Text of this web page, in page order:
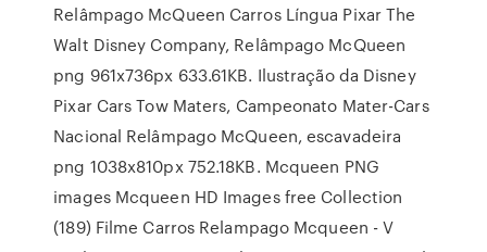
Relâmpago McQueen Carros Língua Pixar The
Walt Disney Company, Relâmpago McQueen
png 961x736px 633.61KB. Ilustração da Disney
Pixar Cars Tow Maters, Campeonato Mater-Cars
Nacional Relâmpago McQueen, escavadeira
png 1038x810px 752.18KB. Mcqueen PNG
images Mcqueen HD Images free Collection
(189) Filme Carros Relampago Mcqueen - V